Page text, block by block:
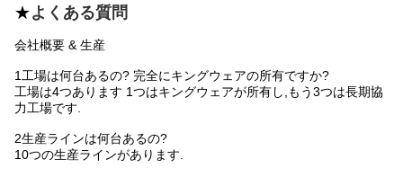
★よくある質問
会社概要 & 生産
1工場は何台あるの? 完全にキングウェアの所有ですか?
工場は4つあります 1つはキングウェアが所有し,もう3つは長期協
力工場です.
2生産ラインは何台あるの?
10つの生産ラインがあります.